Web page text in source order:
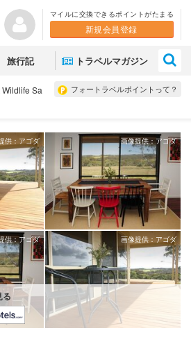
マイルに交換できるポイントがたまる
新規会員登録
旅行記 トラベルマガジン
フォートラベルポイントって？
Sa
供：アゴダ 画像提供：アゴダ
供：アゴダ 画像提供：アゴダ
る